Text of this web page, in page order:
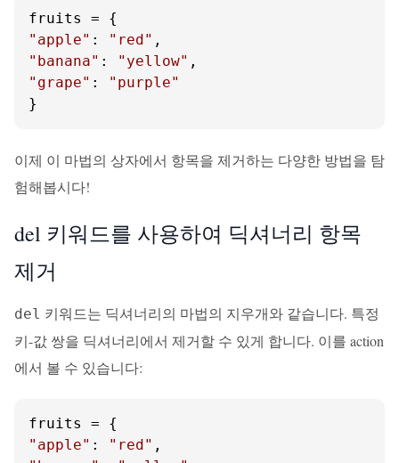
"apple" : "red"
"banana" : "yellow"
"grape" :
"purple"
}
이제 이 마법의 상자에서 항목을 제거하는 다양한 방법을 탐
험해봅시다!
del 키워드를 사용하여 딕셔너리 항목
제거
del 키워드는 딕셔너리의 마법의 지우개와 같습니다. 특정
키-값 쌍을 딕셔너리에서 제거할 수 있게 합니다. 이를 action
에서 볼 수 있습니다:
"apple" : "red"